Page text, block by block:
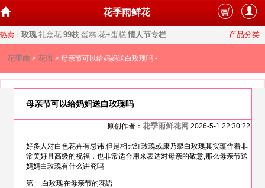
花季雨鲜花
热卖： 玫瑰 礼盒花 99枝 蛋糕 花+蛋糕 情人节专栏 产品分类
花季雨 > 花语 > 母亲节可以给妈妈送白玫瑰吗 -
母亲节可以给妈妈送白玫瑰吗
原创作者： 花季雨鲜花网 2026-5-1 22:30:22
好多人对白色花卉有忌讳,但是相比红玫瑰或康乃馨白玫瑰其实蕴含着非
常美好且高级的祝福，也非常适合用来表达对母亲的敬意,那么母亲节送
妈妈白玫瑰有什么讲究吗
第一:白玫瑰在母亲节的花语